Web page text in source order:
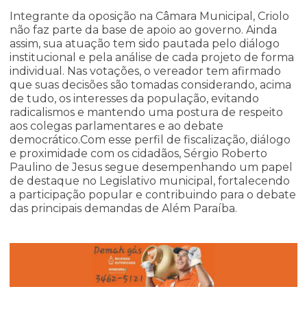
Integrante da oposição na Câmara Municipal, Criolo
não faz parte da base de apoio ao governo. Ainda
assim, sua atuação tem sido pautada pelo diálogo
institucional e pela análise de cada projeto de forma
individual. Nas votações, o vereador tem afirmado
que suas decisões são tomadas considerando, acima
de tudo, os interesses da população, evitando
radicalismos e mantendo uma postura de respeito
aos colegas parlamentares e ao debate
democrático.Com esse perfil de fiscalização, diálogo
e proximidade com os cidadãos, Sérgio Roberto
Paulino de Jesus segue desempenhando um papel
de destaque no Legislativo municipal, fortalecendo
a participação popular e contribuindo para o debate
das principais demandas de Além Paraíba.